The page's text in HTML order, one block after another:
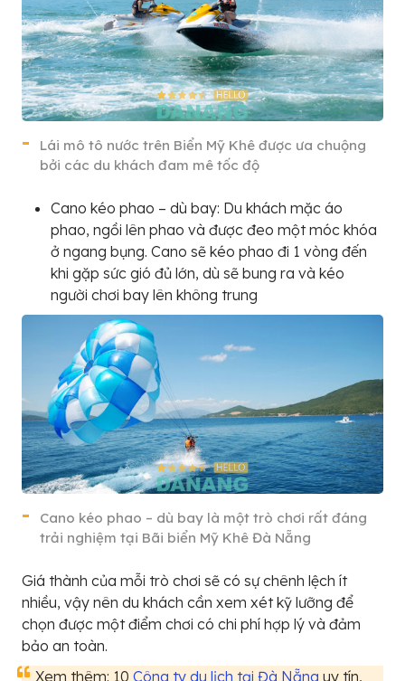
Lái mô tô nước trên Biển Mỹ Khê được ưa chuộng
bởi các du khách đam mê tốc độ
Cano kéo phao – dù bay: Du khách mặc áo
phao, ngồi lên phao và được đeo một móc khóa
ở ngang bụng. Cano sẽ kéo phao đi 1 vòng đến
khi gặp sức gió đủ lớn, dù sẽ bung ra và kéo
người chơi bay lên không trung
Cano kéo phao – dù bay là một trò chơi rất đáng
trải nghiệm tại Bãi biển Mỹ Khê Đà Nẵng
Giá thành của mỗi trò chơi sẽ có sự chênh lệch ít
nhiều, vậy nên du khách cần xem xét kỹ lưỡng để
chọn được một điểm chơi có chi phí hợp lý và đảm
bảo an toàn.
Xem thêm: 10 Công ty du lịch tại Đà Nẵng uy tín,